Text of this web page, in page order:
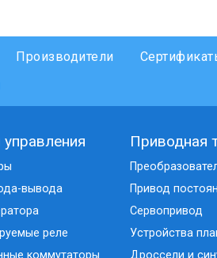
Производители
вывода
реле
коммутаторы
Приводная
Привод
Сервопривод
Устройства
Дроссели и